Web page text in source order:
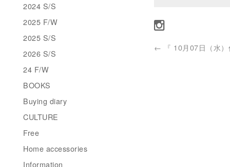
← 『 10月07日（水
2024 S/S
2025 F/W
2025 S/S
2026 S/S
24 F/W
BOOKS
Buying diary
CULTURE
Free
Home accessories
Information